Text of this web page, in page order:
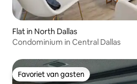
Flat in North Dallas
Condominium in Central Dallas
Favoriet van gasten
Favoriet van gasten